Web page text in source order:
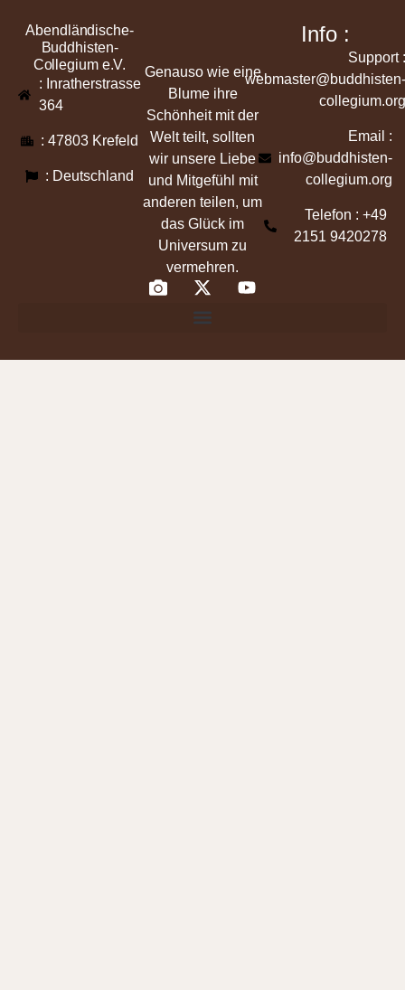
Abendländische-
Buddhisten-
Collegium e.V.
: Inratherstrasse
364
: 47803 Krefeld
: Deutschland
Genauso wie eine
Blume ihre
Schönheit mit der
Welt teilt, sollten
wir unsere Liebe
und Mitgefühl mit
anderen teilen, um
das Glück im
Universum zu
vermehren.
Info :
Support :
webmaster@buddhisten-
collegium.org
Email :
info@buddhisten-
collegium.org
Telefon : +49
2151 9420278